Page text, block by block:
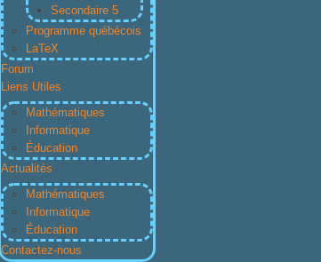
Secondaire 5
Programme québécois
LaTeX
Forum
Liens Utiles
Mathématiques
Informatique
Éducation
Actualités
Mathématiques
Informatique
Éducation
Contactez-nous